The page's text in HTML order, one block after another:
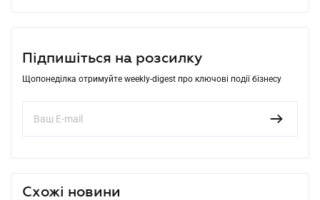
Підпишіться на розсилку
Щопонеділка отримуйте weekly-digest про ключові події бізнесу
Схожі новини